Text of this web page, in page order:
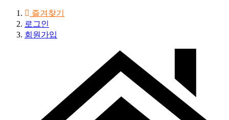
즐겨찾기
로그인
회원가입